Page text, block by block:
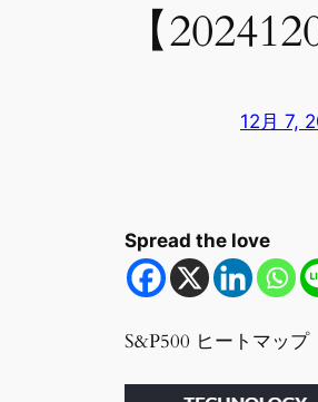
【
12月 7,
Spread the love
S&P500 ヒートマップ